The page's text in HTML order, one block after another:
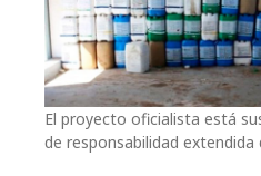
El proyecto oficialista está
de responsabilidad extendida